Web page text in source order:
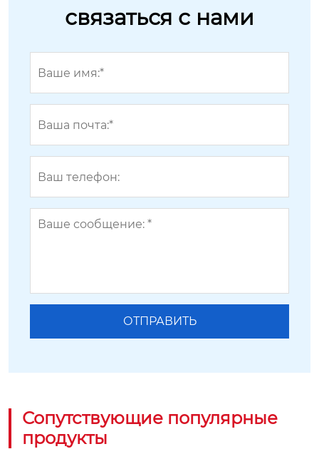
связаться с нами
Сопутствующие популярные
продукты